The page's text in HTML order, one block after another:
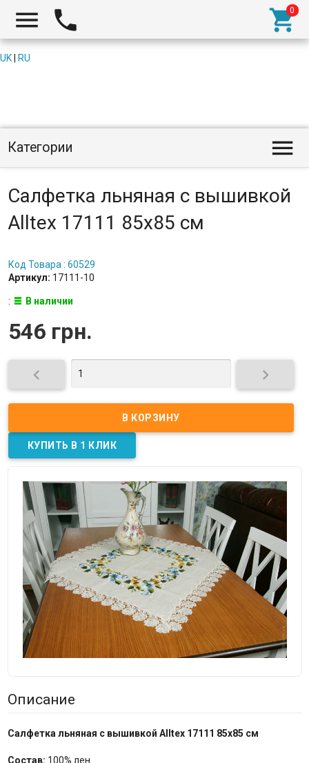
  
UK RU
Категории 
Салфетка льняная с вышивкой
Alltex 17111 85x85 см
Код Товара : 60529
Артикул: 17111-10
: В наличии
546 грн.
 
Описание
Салфетка льняная с вышивкой Alltex 17111 85x85 см
Состав: 100% лен.